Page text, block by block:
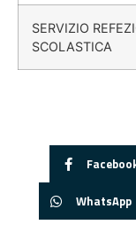
SERVIZIO
SCOLASTICA
WhatsApp